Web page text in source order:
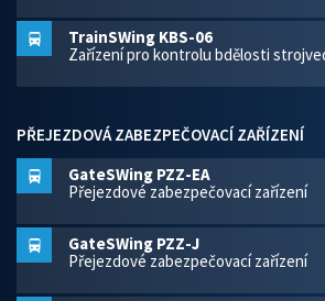
TrainSWing KBS-06
Zařízení pro kontrolu bdělosti
PŘEJEZDOVÁ ZABEZPEČOVACÍ ZAŘÍZENÍ
GateSWing PZZ-EA
Přejezdové zabezpečovací zařízení
GateSWing PZZ-J
Přejezdové zabezpečovací zařízení